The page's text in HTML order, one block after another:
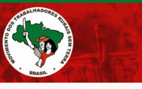
Pular
para
o
conteúdo